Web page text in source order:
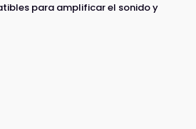
para amplificar el sonido y